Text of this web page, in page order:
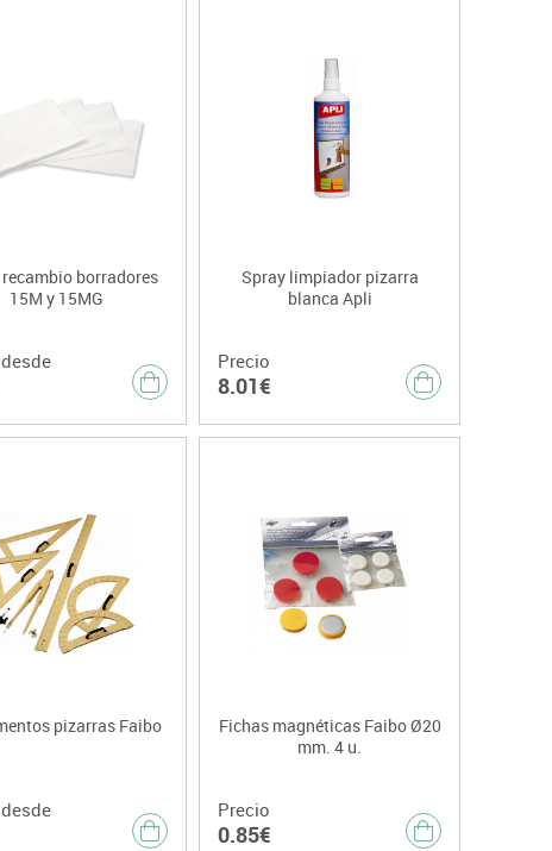
borradores
15M y 15MG
Spray limpiador pizarra
blanca Apli
Precio
8.01€
pizarras Faibo
Fichas magnéticas Faibo Ø20
mm. 4 u.
Precio
0.85€